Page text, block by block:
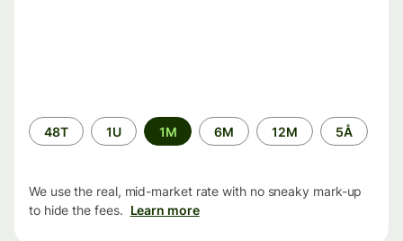
Time
period
48T 1U 1M 6M 12M 5Å
We use the real, mid-market rate with no sneaky mark-up
to hide the fees. Learn more